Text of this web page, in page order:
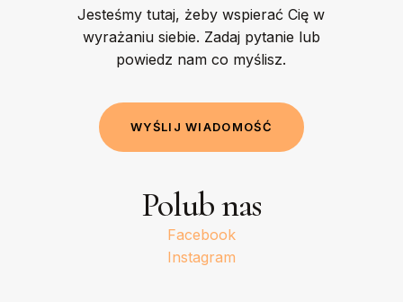
Jesteśmy tutaj, żeby wspierać Cię w
wyrażaniu siebie. Zadaj pytanie lub
powiedz nam co myślisz.
WYŚLI J WIADOMOŚĆ
Polub nas
Facebook
Instagram